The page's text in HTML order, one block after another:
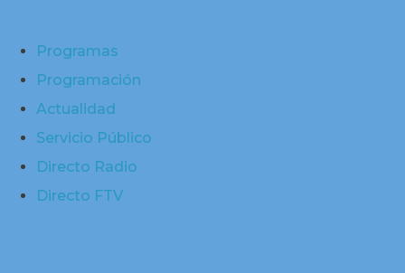
Programas
Programación
Actualidad
Servicio Público
Directo Radio
Directo FTV